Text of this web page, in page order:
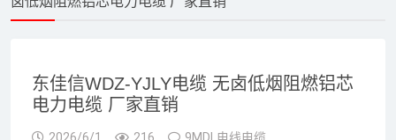
东佳信WDZ-YJLY电缆 无卤低烟阻燃铝芯
电力电缆 厂家直销